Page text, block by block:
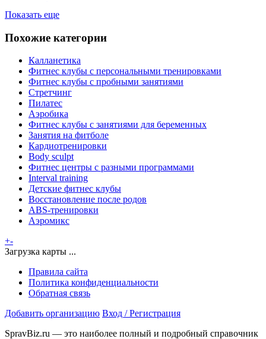
Показать еще
Похожие категории
Калланетика
Фитнес клубы с персональными тренировками
Фитнес клубы с пробными занятиями
Стретчинг
Пилатес
Аэробика
Фитнес клубы с занятиями для беременных
Занятия на фитболе
Кардиотренировки
Body sculpt
Фитнес центры с разными программами
Interval training
Детские фитнес клубы
Восстановление после родов
ABS-тренировки
Аэромикс
+-
Загрузка карты ...
Правила сайта
Политика конфиденциальности
Обратная связь
Добавить организацию Вход / Регистрация
SpravBiz.ru — это наиболее полный и подробный справочник